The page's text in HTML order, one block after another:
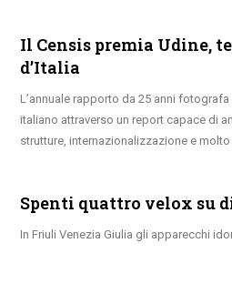
Il Censis premia Udine,
d’Italia
L’annuale rapporto da 25 anni
italiano attraverso un report capace di
strutture, internazionalizzazione e molto
Spenti quattro velox su
In Friuli Venezia Giulia gli apparecchi